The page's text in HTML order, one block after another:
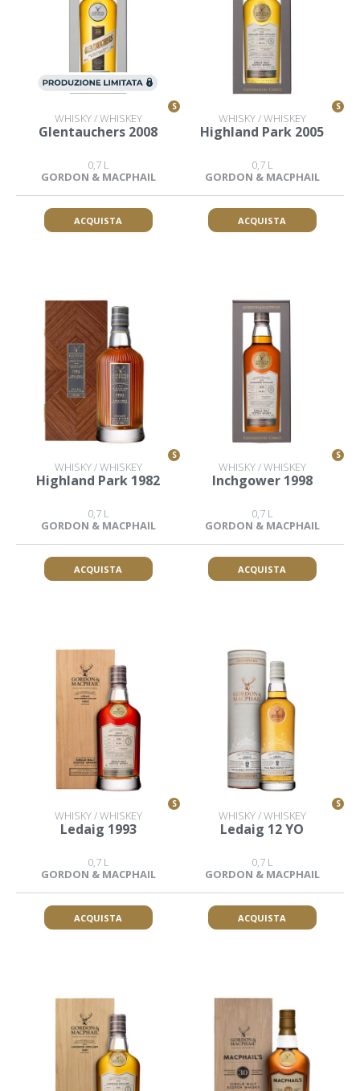
S
WHISKY / WHISKEY
Glentauchers 2008
0,7 L
GORDON & MACPHAIL
ACQUISTA
S
WHISKY / WHISKEY
Highland Park 2005
0,7 L
GORDON & MACPHAIL
ACQUISTA
S
WHISKY / WHISKEY
Highland Park 1982
0,7 L
GORDON & MACPHAIL
ACQUISTA
S
WHISKY / WHISKEY
Inchgower 1998
0,7 L
GORDON & MACPHAIL
ACQUISTA
S
WHISKY / WHISKEY
Ledaig 1993
0,7 L
GORDON & MACPHAIL
ACQUISTA
S
WHISKY / WHISKEY
Ledaig 12 YO
0,7 L
GORDON & MACPHAIL
ACQUISTA